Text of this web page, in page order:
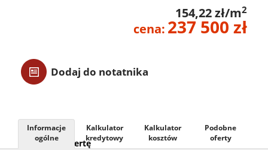
154,22 zł/m2
cena: 237 500 zł
Dodaj do notatnika
Udostępnij ofertę
Informacje
ogólne
Kalkulator
kredytowy
Kalkulator
kosztów
Podobne
oferty